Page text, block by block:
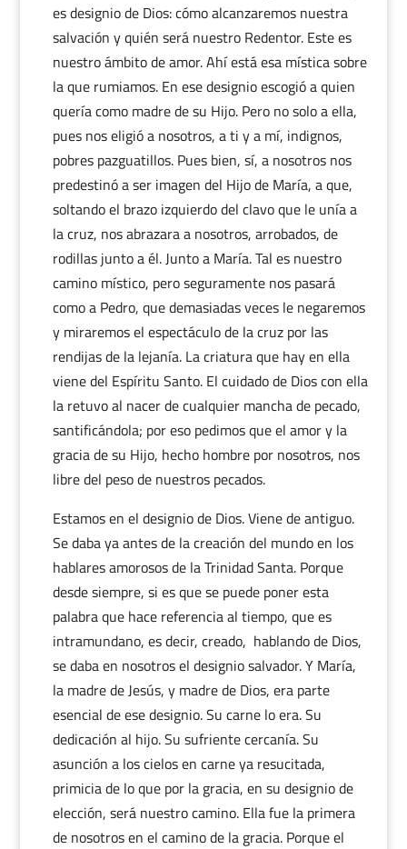
es designio de Dios: cómo alcanzaremos nuestra
salvación y quién será nuestro Redentor. Este es
nuestro ámbito de amor. Ahí está esa mística sobre
la que rumiamos. En ese designio escogió a quien
quería como madre de su Hijo. Pero no solo a ella,
pues nos eligió a nosotros, a ti y a mí, indignos,
pobres pazguatillos. Pues bien, sí, a nosotros nos
predestinó a ser imagen del Hijo de María, a que,
soltando el brazo izquierdo del clavo que le unía a
la cruz, nos abrazara a nosotros, arrobados, de
rodillas junto a él. Junto a María. Tal es nuestro
camino místico, pero seguramente nos pasará
como a Pedro, que demasiadas veces le negaremos
y miraremos el espectáculo de la cruz por las
rendijas de la lejanía. La criatura que hay en ella
viene del Espíritu Santo. El cuidado de Dios con ella
la retuvo al nacer de cualquier mancha de pecado,
santificándola; por eso pedimos que el amor y la
gracia de su Hijo, hecho hombre por nosotros, nos
libre del peso de nuestros pecados.
Estamos en el designio de Dios. Viene de antiguo.
Se daba ya antes de la creación del mundo en los
hablares amorosos de la Trinidad Santa. Porque
desde siempre, si es que se puede poner esta
palabra que hace referencia al tiempo, que es
intramundano, es decir, creado, hablando de Dios,
se daba en nosotros el designio salvador. Y María,
la madre de Jesús, y madre de Dios, era parte
esencial de ese designio. Su carne lo era. Su
dedicación al hijo. Su sufriente cercanía. Su
asunción a los cielos en carne ya resucitada,
primicia de lo que por la gracia, en su designio de
elección, será nuestro camino. Ella fue la primera
de nosotros en el camino de la gracia. Porque el